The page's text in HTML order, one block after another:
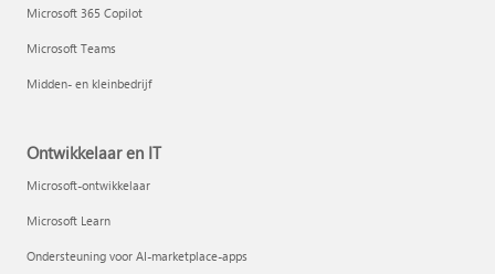
Microsoft 365 Copilot
Microsoft Teams
Midden- en kleinbedrijf
Ontwikkelaar en IT
Microsoft-ontwikkelaar
Microsoft Learn
Ondersteuning voor AI-marketplace-apps